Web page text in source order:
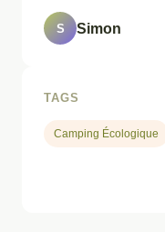
S Simon
TAGS
Camping Écologique